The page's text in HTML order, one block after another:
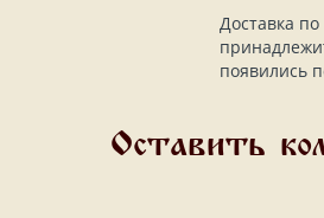
Доставка
появились
Оставить